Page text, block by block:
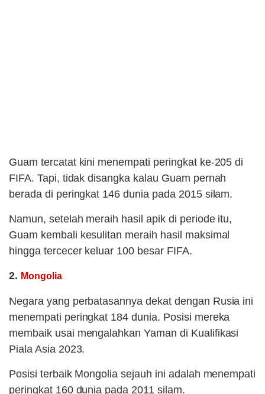
Guam tercatat kini menempati peringkat ke-205 di
FIFA. Tapi, tidak disangka kalau Guam pernah
berada di peringkat 146 dunia pada 2015 silam.
Namun, setelah meraih hasil apik di periode itu,
Guam kembali kesulitan meraih hasil maksimal
hingga tercecer keluar 100 besar FIFA.
2. Mongolia
Negara yang perbatasannya dekat dengan Rusia ini
menempati peringkat 184 dunia. Posisi mereka
membaik usai mengalahkan Yaman di Kualifikasi
Piala Asia 2023.
Posisi terbaik Mongolia sejauh ini adalah menempati
peringkat 160 dunia pada 2011 silam.